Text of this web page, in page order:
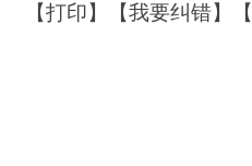
【打印】【我要纠错】【